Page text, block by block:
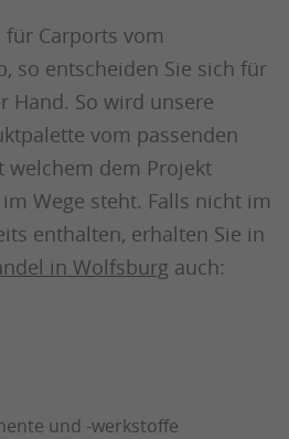
für Carports vom
so entscheiden Sie sich für
Hand. So wird unsere
vom passenden
welchem dem Projekt
Wege steht. Falls nicht im
enthalten, erhalten Sie in
in Wolfsburg auch:
und -werkstoffe